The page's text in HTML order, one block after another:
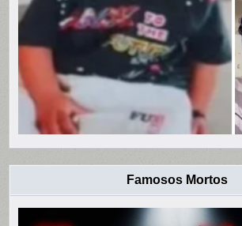
Famosos Mortos